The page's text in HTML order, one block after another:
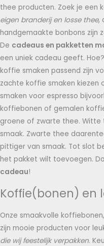
thee producten. Zoek je een
eigen branderij en losse thee,
handgemaakte bonbons zijn
De cadeaus en pakketten
een uniek cadeau geeft.
koffie smaken passend zijn
zachte koffie smaken kiezen
smaken voor espresso
koffiebonen of gemalen
groene of zwarte thee. Witte
smaak. Zwarte thee
pittiger van smaak. Tot slot
het pakket wilt toevoegen.
cadeau!
Koffie(bonen) en
Onze smaakvolle
zijn mooie producten voor
die wij feestelijk verpakken.